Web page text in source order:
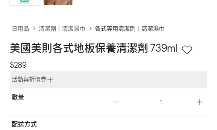
日用品 清潔劑｜清潔濕巾 各式專用清潔劑｜清潔濕巾
美國美則各式地板保養清潔劑 739ml
$289
活動與折價券
數量
配送方式